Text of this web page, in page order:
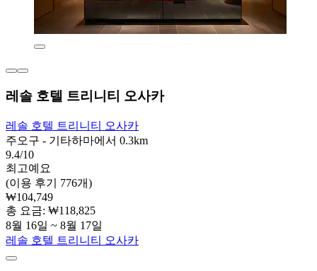
레솔 호텔 트리니티 오사카
레솔 호텔 트리니티 오사카
주오구 - 기타하마에서 0.3km
9.4/10
최고예요
(이용 후기 776개)
₩104,749
총 요금: ₩118,825
8월 16일 ~ 8월 17일
레솔 호텔 트리니티 오사카